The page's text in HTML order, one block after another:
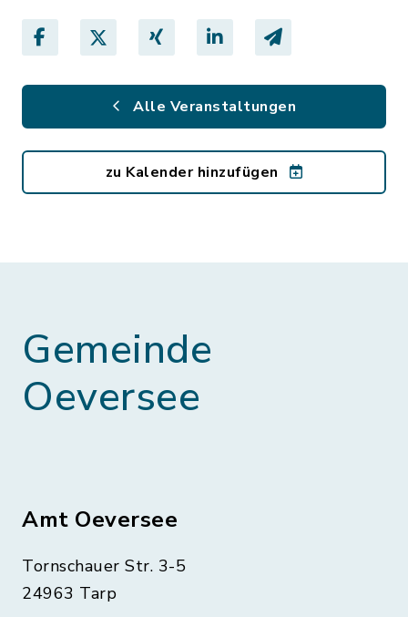
Alle Veranstaltungen
zu Kalender hinzufügen
Gemeinde
Oeversee
Amt Oeversee
Tornschauer Str. 3-5
24963 Tarp